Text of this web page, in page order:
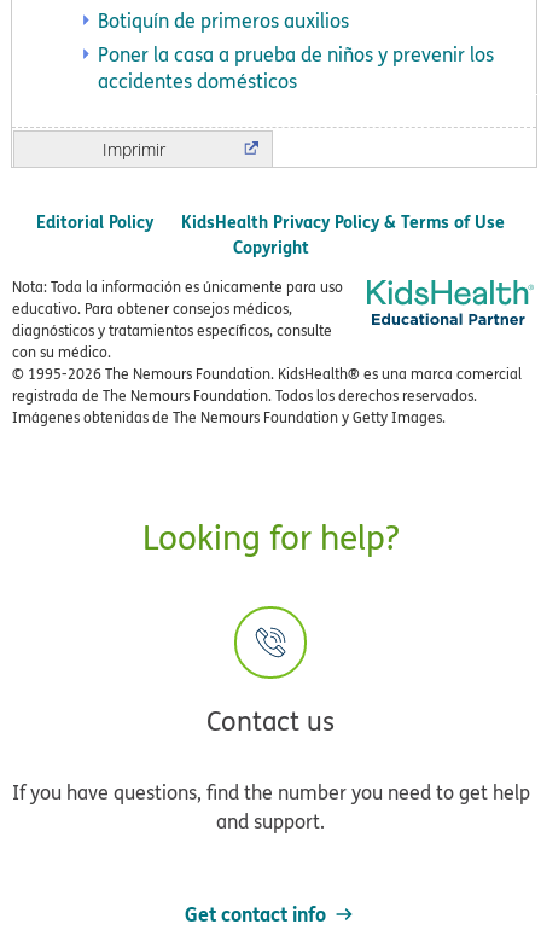
Botiquín de primeros auxilios
Poner la casa a prueba de niños y prevenir los
accidentes domésticos
Imprimir
Editorial Policy
KidsHealth Privacy Policy & Terms of Use
Copyright
Nota: Toda la información es únicamente para uso
educativo. Para obtener consejos médicos,
diagnósticos y tratamientos específicos, consulte
con su médico.
© 1995-2026 The Nemours Foundation. KidsHealth® es una marca comercial
registrada de The Nemours Foundation. Todos los derechos reservados.
Imágenes obtenidas de The Nemours Foundation y Getty Images.
Looking for help?
Contact us
If you have questions, find the number you need to get help
and support.
Get contact info